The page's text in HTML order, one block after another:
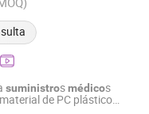
2009
suministrosmédicos
de PC plástico